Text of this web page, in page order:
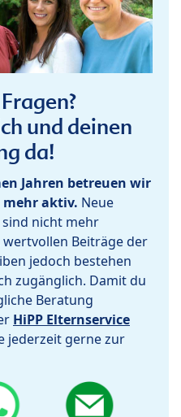
und deinen
da!
Jahren betreuen wir
mehr aktiv. Neue
nicht mehr
Beiträge der
jedoch bestehen
zugänglich. Damit du
Beratung
HiPP Elternservice
jederzeit gerne zur